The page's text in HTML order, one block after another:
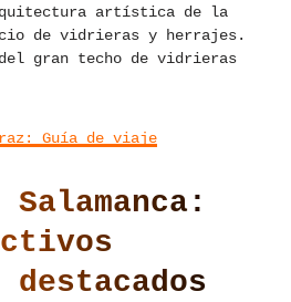
artística de la
de vidrieras y herrajes.
gran techo de vidrieras
Guía de viaje